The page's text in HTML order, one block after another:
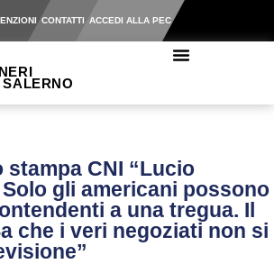
CONTATTI ACCEDI ALLA PEC
stampa CNI “Lucio
gli americani possono
a una tregua. Il
che i veri negoziati non si